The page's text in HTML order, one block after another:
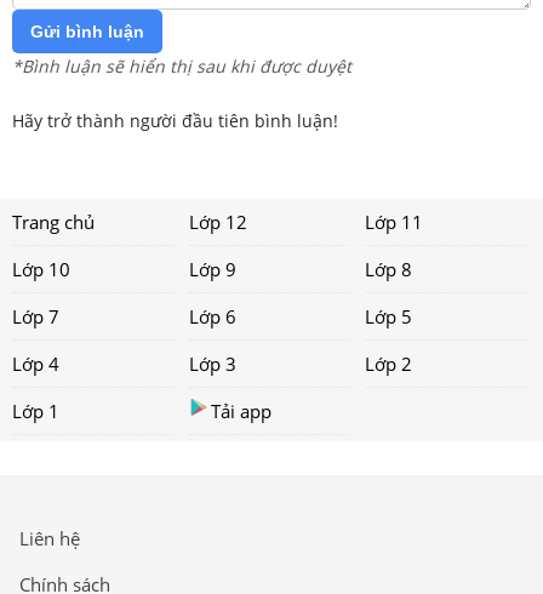
Gửi bình luận
*Bình luận sẽ hiển thị sau khi được duyệt
Hãy trở thành người đầu tiên bình luận!
Trang chủ Lớp 12
Lớp 11
Lớp 10
Lớp 9
Lớp 8
Lớp 7
Lớp 6
Lớp 5
Lớp 4
Lớp 3
Lớp 2
Lớp 1
Tải app
Liên hệ
Chính sách